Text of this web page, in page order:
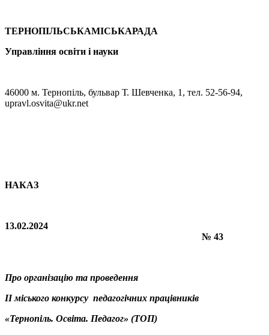
ТЕРНОПІЛЬСЬКАМІСЬКАРАДА
Управління освіти і науки
46000 м. Тернопіль, бульвар Т. Шевченка, 1, тел. 52-56-94,
upravl.osvita@ukr.net
НАКАЗ
13.02.2024
№ 43
Про організацію та проведення
ІІ міського конкурсу педагогічних працівників
«Тернопіль. Освіта. Педагог» (ТОП)